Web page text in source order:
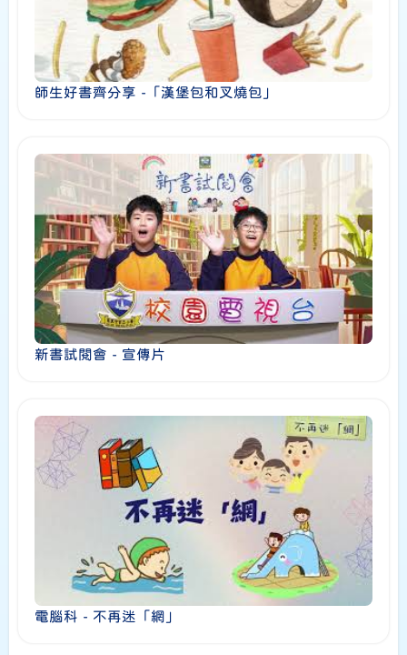
師生好書齊分享 -「漢堡包和叉燒包」
新書試閱會 - 宣傳片
電腦科 - 不再迷「網」